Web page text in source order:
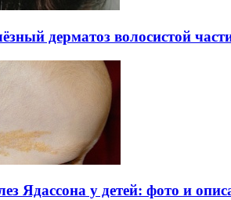
дерматоз волосистой
Ядассона у детей: фото и